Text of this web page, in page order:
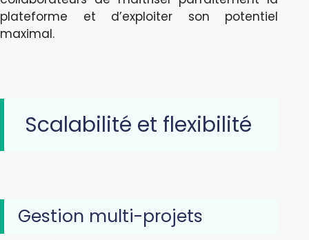
plateforme et d’exploiter son potentiel
maximal.
Scalabilité et flexibilité
Gestion multi-projets